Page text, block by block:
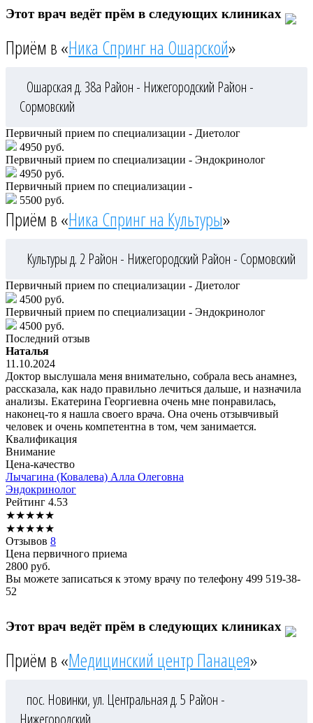
Этот врач ведёт прём в следующих клиниках
Приём в «Ника Спринг на Ошарской»
Ошарская д. 38а Район - Нижегородский Район -
Сормовский
Первичный прием по специализации - Диетолог
4950 руб.
Первичный прием по специализации - Эндокринолог
4950 руб.
Первичный прием по специализации -
5500 руб.
Приём в «Ника Спринг на Культуры»
Культуры д. 2 Район - Нижегородский Район - Сормовский
Первичный прием по специализации - Диетолог
4500 руб.
Первичный прием по специализации - Эндокринолог
4500 руб.
Последний отзыв
Наталья
11.10.2024
Доктор выслушала меня внимательно, собрала весь анамнез,
рассказала, как надо правильно лечиться дальше, и назначила
анализы. Екатерина Георгиевна очень мне понравилась,
наконец-то я нашла своего врача. Она очень отзывчивый
человек и очень компетентна в том, чем занимается.
Квалификация
Внимание
Цена-качество
Лычагина (Ковалева) Алла Олеговна
Эндокринолог
Рейтинг 4.53
★★★★★
★★★★★
Отзывов 8
Цена первичного приема
2800 руб.
Вы можете записаться к этому врачу по телефону 499 519-38-
52
Этот врач ведёт прём в следующих клиниках
Приём в «Медицинский центр Панацея»
пос. Новинки, ул. Центральная д. 5 Район -
Нижегородский